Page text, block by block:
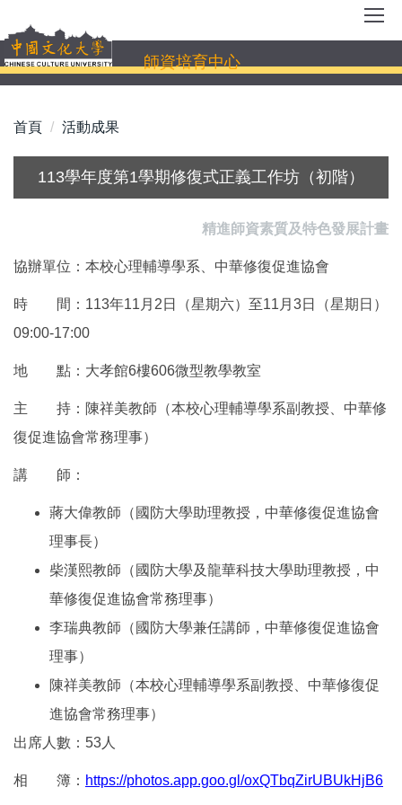
到
主
要
容
師資培育中心
首頁 活動成果
113學年度第1學期修復式正義工作坊（初階）
精進師資素質及特色發展計畫
協辦單位：本校心理輔導學系、中華修復促進協會
時 間：113年11月2日（星期六）至11月3日（星期日）
09:00-17:00
地 點：大孝館6樓606微型教學教室
主 持：陳祥美教師（本校心理輔導學系副教授、中華修
復促進協會常務理事）
講 師：
蔣大偉教師（國防大學助理教授，中華修復促進協會
理事長）
柴漢熙教師（國防大學及龍華科技大學助理教授，中
華修復促進協會常務理事）
李瑞典教師（國防大學兼任講師，中華修復促進協會
理事）
陳祥美教師（本校心理輔導學系副教授、中華修復促
進協會常務理事）
出席人數：53人
相 簿： https://photos.app.goo.gl/oxQTbqZirUBUkHjB6